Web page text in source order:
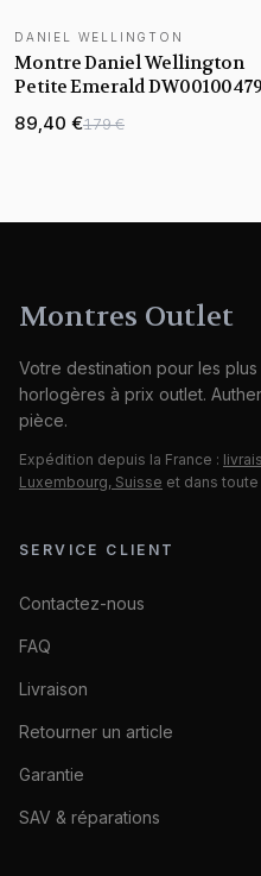
DANIEL WELLINGTON
Montre Daniel Wellington
Petite Emerald DW00100479
cadran vert 28mm maille
milanaise
89,40 €179 €
Montres Outlet
Votre destination pour les
horlogères à prix outlet.
pièce.
Expédition depuis la France :
Luxembourg, Suisse et dans
SERVICE CLIENT
Contactez-nous
FAQ
Livraison
Retourner un article
Garantie
SAV & réparations